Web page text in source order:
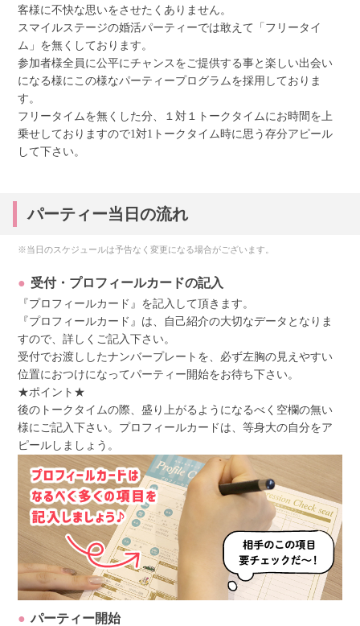
客様に不快な思いをさせたくありません。
スマイルステージの婚活パーティーでは敢えて「フリータイ
ム」を無くしております。
参加者様全員に公平にチャンスをご提供する事と楽しい出会い
になる様にこの様なパーティープログラムを採用しておりま
す。
フリータイムを無くした分、１対１トークタイムにお時間を上
乗せしておりますので1対1トークタイム時に思う存分アピール
して下さい。
パーティー当日の流れ
※当日のスケジュールは予告なく変更になる場合がございます。
受付・プロフィールカードの記入
『プロフィールカード』を記入して頂きます。
『プロフィールカード』は、自己紹介の大切なデータとなりま
すので、詳しくご記入下さい。
受付でお渡ししたナンバープレートを、必ず左胸の見えやすい
位置におつけになってパーティー開始をお待ち下さい。
★ポイント★
後のトークタイムの際、盛り上がるようになるべく空欄の無い
様にご記入下さい。プロフィールカードは、等身大の自分をア
ピールしましょう。
パーティー開始